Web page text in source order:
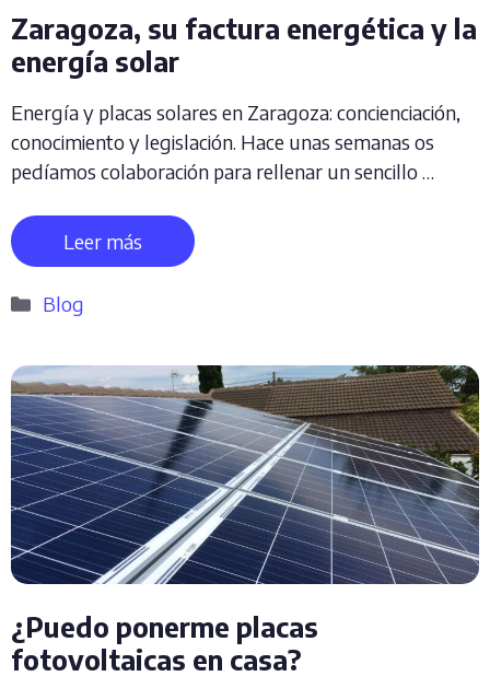
Zaragoza, su factura energética y la
energía solar
Energía y placas solares en Zaragoza: concienciación,
conocimiento y legislación. Hace unas semanas os
pedíamos colaboración para rellenar un sencillo …
Leer más
Categorías
Blog
¿Puedo ponerme placas
fotovoltaicas en casa?